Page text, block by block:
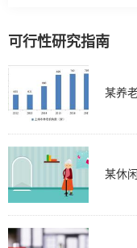
可行性研究指南
某养
某休